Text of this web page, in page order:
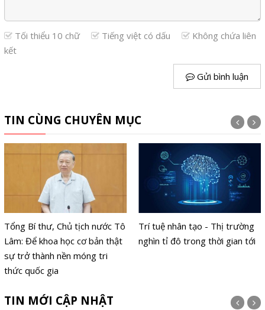
Tối thiểu 10 chữ Tiếng việt có dấu
Không chứa liên
kết
Gửi bình luận
TIN CÙNG CHUYÊN MỤC
Tổng Bí thư, Chủ tịch nước Tô
Lâm: Để khoa học cơ bản thật
sự trở thành nền móng tri
thức quốc gia
Trí tuệ nhân tạo - Thị trường
nghìn tỉ đô trong thời gian tới
TIN MỚI CẬP NHẬT